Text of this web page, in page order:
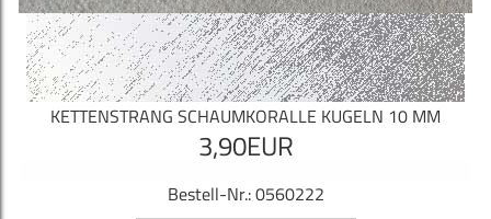
KETTENSTRANG SCHAUMKORALLE KUGELN 10 MM
3,90EUR
Bestell-Nr.: 0560222